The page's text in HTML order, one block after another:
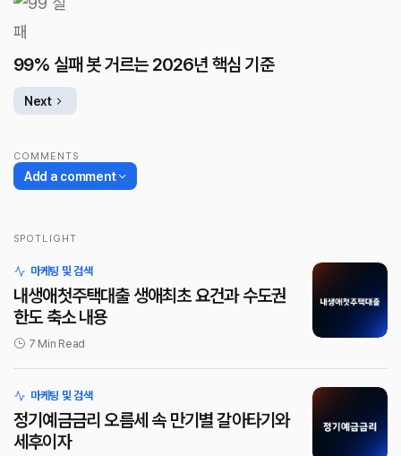
99% 실패 봇 거르는 2026년 핵심 기준
Next
COMMENTS
Add a comment
SPOTLIGHT
마케팅 및 검색
내생애첫주택대출 생애최초 요건과 수도권
한도 축소 내용
7 Min Read
마케팅 및 검색
정기예금금리 오름세 속 만기별 갈아타기와
세후이자